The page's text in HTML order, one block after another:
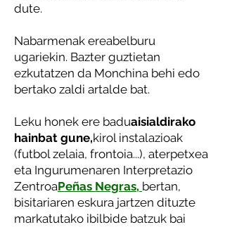
dute.
Nabarmenak ereabelburu
ugariekin. Bazter guztietan
ezkutatzen da Monchina behi edo
bertako zaldi artalde bat.
Leku honek ere baduaisialdirako
hainbat gune,kirol instalazioak
(futbol zelaia, frontoia...), aterpetxea
eta Ingurumenaren Interpretazio
ZentroaPeñas Negras, bertan,
bisitariaren eskura jartzen dituzte
markatutako ibilbide batzuk bai